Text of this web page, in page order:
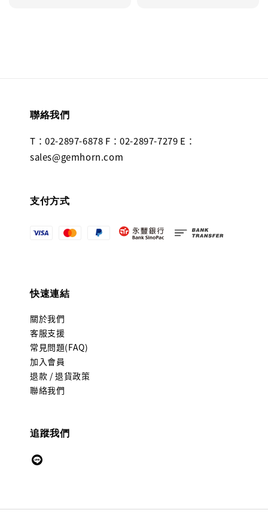
聯絡我們
T：02-2897-6878 F：02-2897-7279 E：
sales@gemhorn.com
支付方式
快速連結
關於我們
客服支援
常見問題(FAQ)
加入會員
退款 / 退貨政策
聯絡我們
追蹤我們